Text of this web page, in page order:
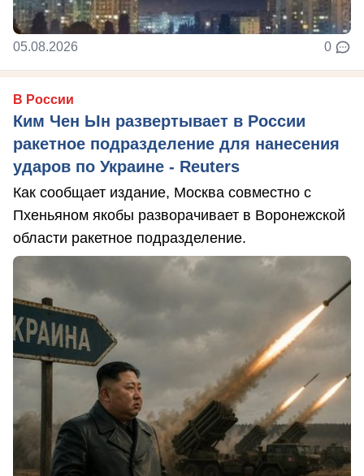
05.08.2026 0
В России
Ким Чен Ын развертывает в России
ракетное подразделение для нанесения
ударов по Украине - Reuters
Как сообщает издание, Москва совместно с
Пхеньяном якобы разворачивает в Воронежской
области ракетное подразделение.